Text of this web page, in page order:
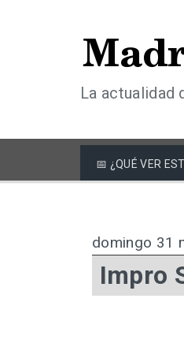
La actualidad
📅 ¿QUÉ VER
domingo 31
Impro